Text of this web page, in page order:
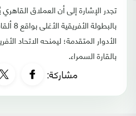
تجدر الإشارة إلى أن العملاق القاهري
الأدوار المتقدمة؛ ليمنحه الاتحاد
بالقارة السمراء.
مشاركة: